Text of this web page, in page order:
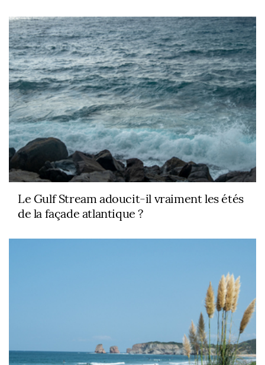
Le Gulf Stream adoucit-il vraiment les étés
de la façade atlantique ?